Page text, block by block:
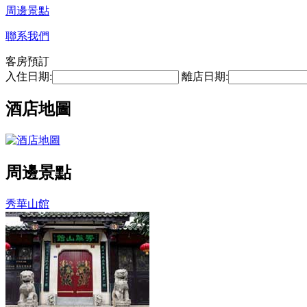
周邊景點
聯系我們
客房預訂
入住日期:
離店日期:
酒店地圖
周邊景點
秀華山館